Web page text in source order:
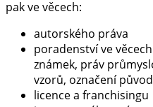
pak ve věcech:
autorského práva
poradenství ve
známek, práv
vzorů, označení
licence a franchisingu